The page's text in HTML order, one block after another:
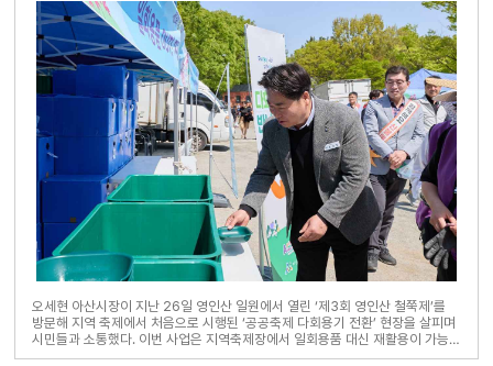
오세현 아산시장이 지난 26일 영인산 일원에서 열린 ‘제3회 영인산 철쭉제’를
방문해 지역 축제에서 처음으로 시행된 ‘공공축제 다회용기 전환’ 현장을 살피며
시민들과 소통했다. 이번 사업은 지역축제장에서 일회용품 대신 재활용이 가능
한 다회용기를 사용해 쓰레기 ..